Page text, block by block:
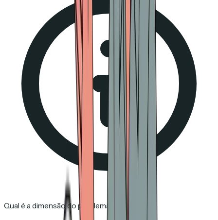
Qual é a dimensão do problema dos bots?